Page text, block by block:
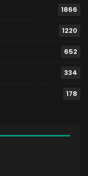
1866
1220
652
334
178